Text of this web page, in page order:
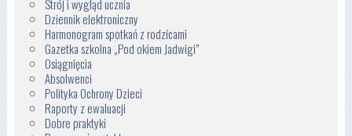
Strój i wygląd ucznia
Dziennik elektroniczny
Harmonogram spotkań z rodzicami
Gazetka szkolna „Pod okiem Jadwigi”
Osiągnięcia
Absolwenci
Polityka Ochrony Dzieci
Raporty z ewaluacji
Dobre praktyki